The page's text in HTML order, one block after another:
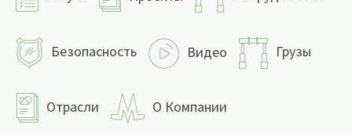
Безопасность Видео Грузы
Отрасли О Компании